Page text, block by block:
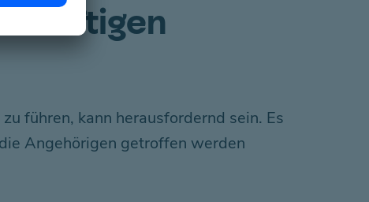
führen, kann herausfordernd sein. Es
Angehörigen getroffen werden